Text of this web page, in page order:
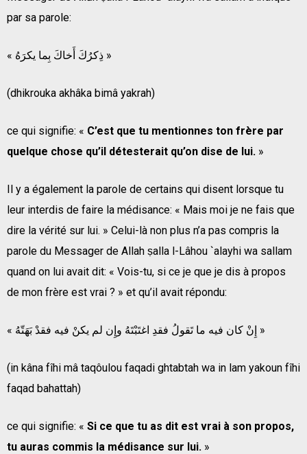
par sa parole:
« ذِكرُكَ أَخاكَ بِما يكرَهُ »
(dhikrouka akhâka bimâ yakrah)
ce qui signifie: « C’est que tu mentionnes ton frère par
quelque chose qu’il détesterait qu’on dise de lui. »
Il y a également la parole de certains qui disent lorsque tu
leur interdis de faire la médisance: « Mais moi je ne fais que
dire la vérité sur lui. » Celui-là non plus n’a pas compris la
parole du Messager de Allah ṣalla l-Lâhou `alayhi wa sallam
quand on lui avait dit: « Vois-tu, si ce je que je dis à propos
de mon frère est vrai ? » et qu’il avait répondu:
« إِنْ كان فيه ما تَقولُ فقدِ اغتَبْتَهُ وإِن لم يكنْ فيه فقدْ بَهَتّهُ »
(in kâna fîhi mâ taqôulou faqadi ghtabtah wa in lam yakoun fîhi
faqad bahattah)
ce qui signifie: « Si ce que tu as dit est vrai à son propos,
tu auras commis la médisance sur lui. »